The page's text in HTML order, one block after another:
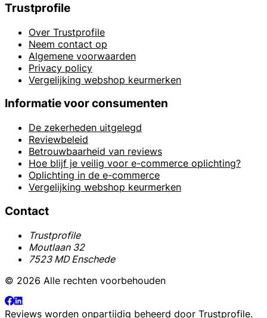
Trustprofile
Over Trustprofile
Neem contact op
Algemene voorwaarden
Privacy policy
Vergelijking webshop keurmerken
Informatie voor consumenten
De zekerheden uitgelegd
Reviewbeleid
Betrouwbaarheid van reviews
Hoe blijf je veilig voor e-commerce oplichting?
Oplichting in de e-commerce
Vergelijking webshop keurmerken
Contact
Trustprofile
Moutlaan 32
7523 MD Enschede
© 2026 Alle rechten voorbehouden
Reviews worden onpartijdig beheerd door Trustprofile.